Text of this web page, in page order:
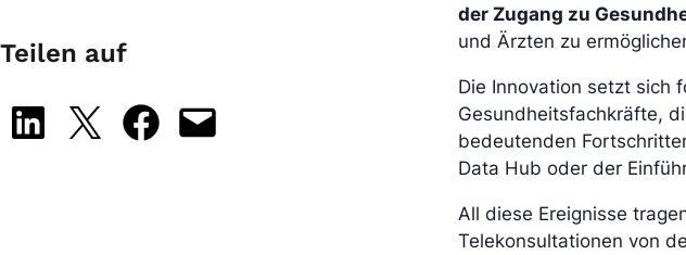
Teilen auf
Share on LinkedIn
Share on X Share on Facebook
Email this Page
der Zugang zu
und Ärzten zu
Die Innovation setzt sich
Gesundheitsfachkräfte,
bedeutenden
Data Hub oder der
All diese Ereignisse
Telekonsultationen von